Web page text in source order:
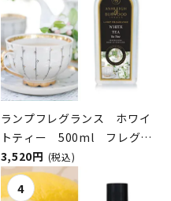
ランプフレグランス ホワイ
トティー 500ml フレグラ
ンスランプ用オイル
ASHLEIGH&BURWOOD（ア
シュレイアンドバーウッド）
3,520円 (税込)